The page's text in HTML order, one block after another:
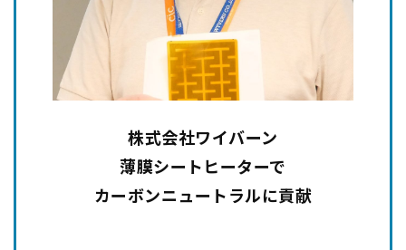
株式会社ワイバーン
薄膜シートヒーターで
カーボンニュートラルに貢献